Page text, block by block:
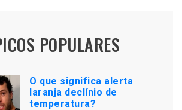
POPULARES
O que significa alerta
laranja declínio de
temperatura?